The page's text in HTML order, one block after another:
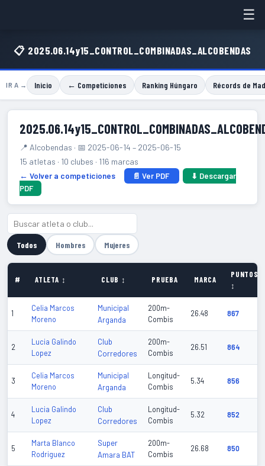
☰
📋 2025.06.14y15_CONTROL_COMBINADAS_ALCOBENDAS
IR A → Inicio ← Competiciones Ranking Húngaro Récords de
📍 Alcobendas · 📅 2025-06-14 – 2025-06-15
15 atletas · 10 clubes · 116 marcas
← Volver a competiciones
📄 Ver PDF
⬇ Descargar
PDF
Todos Hombres Mujeres
# ATLETA ↕ CLUB ↕ PRUEBA MARCA
PUNTOS
↕
1
Celia Marcos
Moreno
Municipal
Arganda
200m-
Combis
26.48 867
2
Lucia Galindo
Lopez
Club
Corredores
200m-
Combis
26.51 864
3
Celia Marcos
Moreno
Municipal
Arganda
Longitud-
Combis
5.34 856
4
Lucia Galindo
Lopez
Club
Corredores
Longitud-
Combis
5.32 852
5
Marta Blanco
Rodriguez
Super
Amara BAT
200m-
Combis
26.68 850